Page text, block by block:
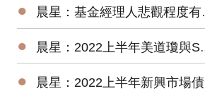
● 晨星：基金經理人悲觀程度有史以來最高，關注企業獲利揭示的未來方向
● 晨星：2022上半年美道瓊與S&P500 數下跌15.30%、20.56%，台股基金平均報酬率為-22.18%
● 晨星：2022上半年新興市場債券基金因俄羅斯債券跌幅最深